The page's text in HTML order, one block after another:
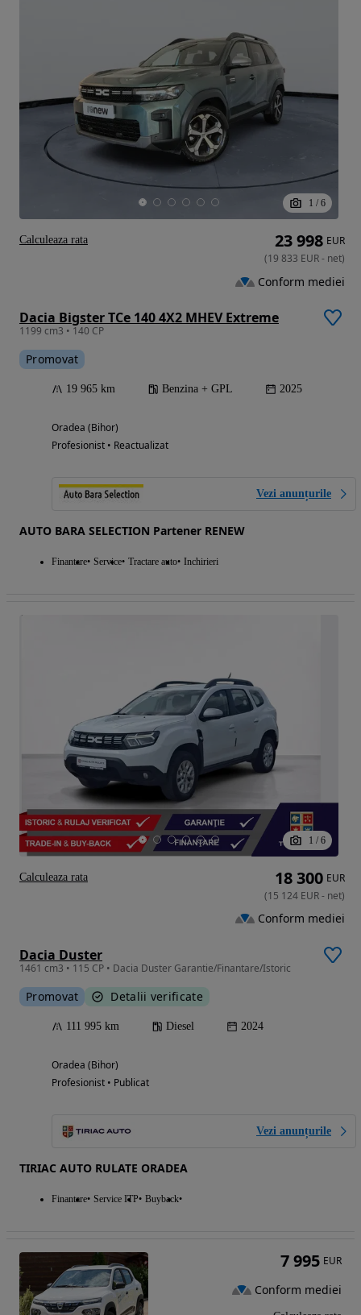
1 / 6
Dacia Bigster TCe 140 4X2 MHEV Extreme
1199 cm3 • 140 CP
Promovat
19 965 km Benzina + GPL 2025
Oradea (Bihor)
Profesionist • Reactualizat
Vezi anunțurile
AUTO BARA SELECTION Partener RENEW
Finantare Service Tractare auto Inchirieri
23 998 EUR
(19 833 EUR- net)
Conform mediei
Calculeaza rata
1 / 6
Dacia Duster
1461 cm3 • 115 CP • Dacia Duster Garantie/Finantare/Istoric
Promovat Detalii verificate
111 995 km Diesel 2024
Oradea (Bihor)
Profesionist • Publicat
Vezi anunțurile
TIRIAC AUTO RULATE ORADEA
Finantare Service ITP Buyback
18 300 EUR
(15 124 EUR- net)
Conform mediei
Calculeaza rata
7 995 EUR
Conform mediei